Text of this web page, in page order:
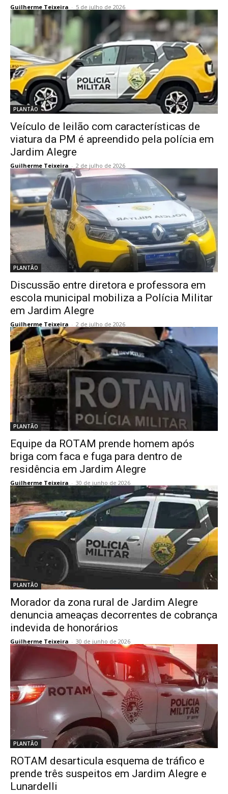
Guilherme Teixeira - 5 de julho de 2026
PLANTÃO
Veículo de leilão com características de
viatura da PM é apreendido pela polícia em
Jardim Alegre
Guilherme Teixeira - 2 de julho de 2026
PLANTÃO
Discussão entre diretora e professora em
escola municipal mobiliza a Polícia Militar
em Jardim Alegre
Guilherme Teixeira - 2 de julho de 2026
PLANTÃO
Equipe da ROTAM prende homem após
briga com faca e fuga para dentro de
residência em Jardim Alegre
Guilherme Teixeira - 30 de junho de 2026
PLANTÃO
Morador da zona rural de Jardim Alegre
denuncia ameaças decorrentes de cobrança
indevida de honorários
Guilherme Teixeira - 30 de junho de 2026
PLANTÃO
ROTAM desarticula esquema de tráfico e
prende três suspeitos em Jardim Alegre e
Lunardelli